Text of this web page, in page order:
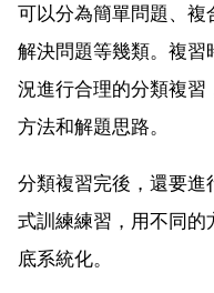
可以分為簡單問題、複
解決問題等幾類。複
況進行合理的分類複習
方法和解題思路。
分類複習完後，還要
式訓練練習，用不同的
底系統化。